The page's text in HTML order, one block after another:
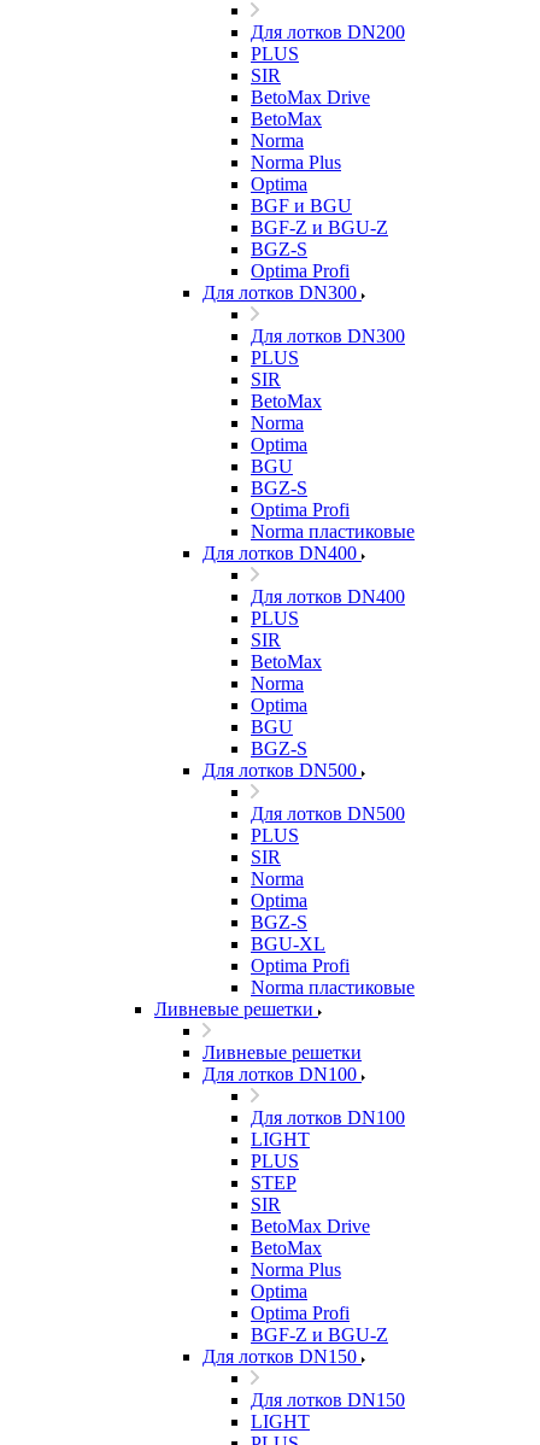
Для лотков DN200
PLUS
SIR
BetoMax Drive
BetoMax
Norma
Norma Plus
Optima
BGF и BGU
BGF-Z и BGU-Z
BGZ-S
Optima Profi
Для лотков DN300
Для лотков DN300
PLUS
SIR
BetoMax
Norma
Optima
BGU
BGZ-S
Optima Profi
Norma пластиковые
Для лотков DN400
Для лотков DN400
PLUS
SIR
BetoMax
Norma
Optima
BGU
BGZ-S
Для лотков DN500
Для лотков DN500
PLUS
SIR
Norma
Optima
BGZ-S
BGU-XL
Optima Profi
Norma пластиковые
Ливневые решетки
Ливневые решетки
Для лотков DN100
Для лотков DN100
LIGHT
PLUS
STEP
SIR
BetoMax Drive
BetoMax
Norma Plus
Optima
Optima Profi
BGF-Z и BGU-Z
Для лотков DN150
Для лотков DN150
LIGHT